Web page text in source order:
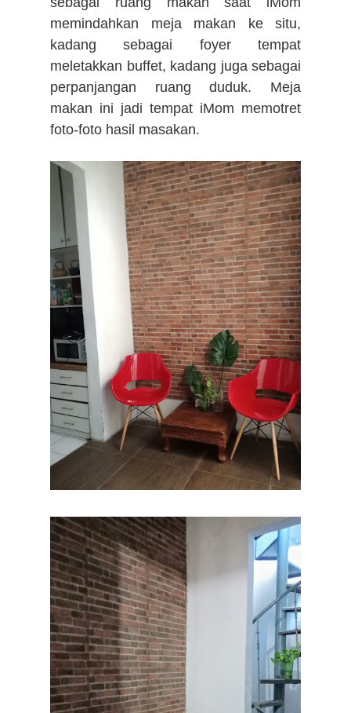
memindahkan meja makan ke situ,
kadang sebagai foyer tempat
meletakkan buffet, kadang juga sebagai
perpanjangan ruang duduk. Meja
makan ini jadi tempat iMom memotret
foto-foto hasil masakan.